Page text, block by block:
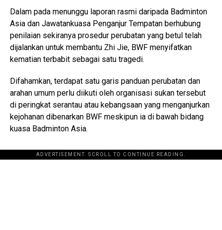
Dalam pada menunggu laporan rasmi daripada Badminton
Asia dan Jawatankuasa Penganjur Tempatan berhubung
penilaian sekiranya prosedur perubatan yang betul telah
dijalankan untuk membantu Zhi Jie, BWF menyifatkan
kematian terbabit sebagai satu tragedi.
Difahamkan, terdapat satu garis panduan perubatan dan
arahan umum perlu diikuti oleh organisasi sukan tersebut
di peringkat serantau atau kebangsaan yang menganjurkan
kejohanan dibenarkan BWF meskipun ia di bawah bidang
kuasa Badminton Asia.
ADVERTISEMENT. SCROLL TO CONTINUE READING.